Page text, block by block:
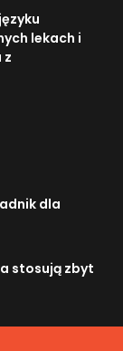
lekach i
z
dla
stosują zbyt